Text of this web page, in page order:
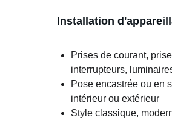
Installation
Prises de courant,
interrupteurs,
Pose encastrée ou en
intérieur ou extérieur
Style classique,